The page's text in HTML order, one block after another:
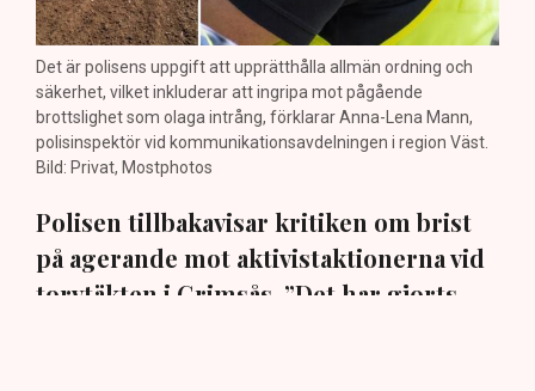
Det är polisens uppgift att upprätthålla allmän ordning och
säkerhet, vilket inkluderar att ingripa mot pågående
brottslighet som olaga intrång, förklarar Anna-Lena Mann,
polisinspektör vid kommunikationsavdelningen i region Väst.
Bild: Privat, Mostphotos
Polisen tillbakavisar kritiken om brist
på agerande mot aktivistaktionerna vid
torvtäkten i Grimsås. ”Det har gjorts